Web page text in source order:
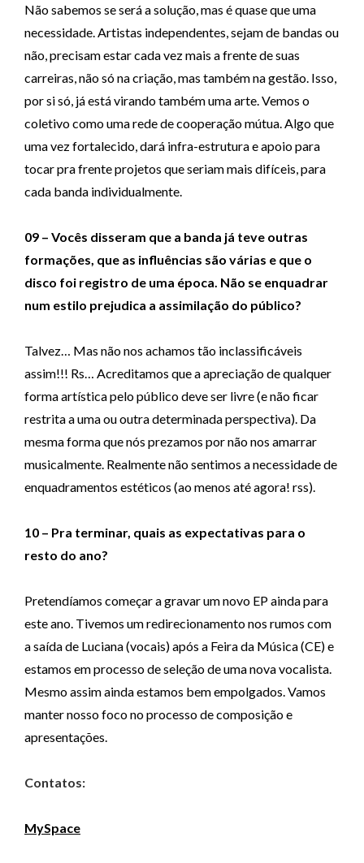
Não sabemos se será a solução, mas é quase que uma
necessidade. Artistas independentes, sejam de bandas ou
não, precisam estar cada vez mais a frente de suas
carreiras, não só na criação, mas também na gestão. Isso,
por si só, já está virando também uma arte. Vemos o
coletivo como uma rede de cooperação mútua. Algo que
uma vez fortalecido, dará infra-estrutura e apoio para
tocar pra frente projetos que seriam mais difíceis, para
cada banda individualmente.
09 – Vocês disseram que a banda já teve outras
formações, que as influências são várias e que o
disco foi registro de uma época. Não se enquadrar
num estilo prejudica a assimilação do público?
Talvez… Mas não nos achamos tão inclassificáveis
assim!!! Rs… Acreditamos que a apreciação de qualquer
forma artística pelo público deve ser livre (e não ficar
restrita a uma ou outra determinada perspectiva). Da
mesma forma que nós prezamos por não nos amarrar
musicalmente. Realmente não sentimos a necessidade de
enquadramentos estéticos (ao menos até agora! rss).
10 – Pra terminar, quais as expectativas para o
resto do ano?
Pretendíamos começar a gravar um novo EP ainda para
este ano. Tivemos um redirecionamento nos rumos com
a saída de Luciana (vocais) após a Feira da Música (CE) e
estamos em processo de seleção de uma nova vocalista.
Mesmo assim ainda estamos bem empolgados. Vamos
manter nosso foco no processo de composição e
apresentações.
Contatos:
MySpace